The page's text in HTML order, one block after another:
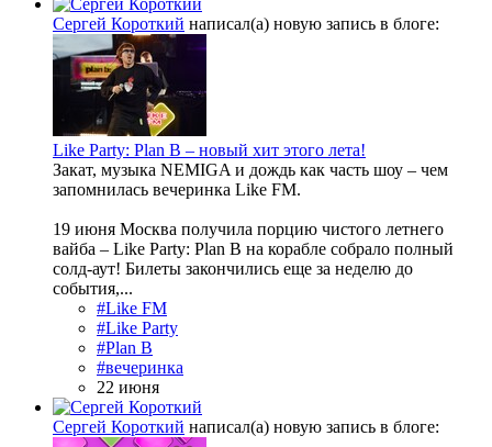
Сергей Короткий написал(а) новую запись в блоге:
Like Party: Plan B – новый хит этого лета!
Закат, музыка NEMIGA и дождь как часть шоу – чем
запомнилась вечеринка Like FM.
19 июня Москва получила порцию чистого летнего
вайба – Like Party: Plan B на корабле собрало полный
солд‑аут! Билеты закончились еще за неделю до
события,...
#Like FM
#Like Party
#Plan B
#вечеринка
22 июня
Сергей Короткий написал(а) новую запись в блоге: